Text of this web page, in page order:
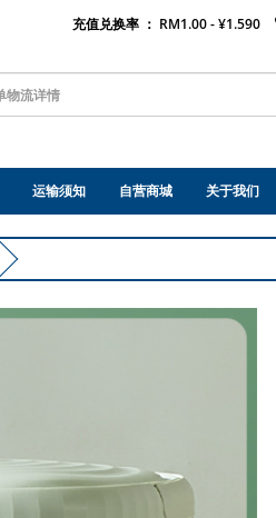
充值兑换率 ： RM1.00 - ¥1.590
运输须知 自营商城 关于我们